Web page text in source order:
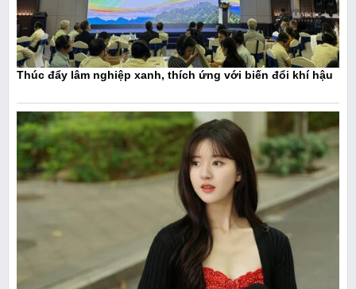
Thúc đẩy lâm nghiệp xanh, thích ứng với biến đổi khí hậu